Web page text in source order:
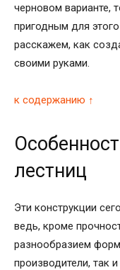
черновом варианте,
пригодным для
расскажем, как
своими руками.
к содержанию ↑
лестниц
Эти конструкции
ведь, кроме
разнообразием
производители, так